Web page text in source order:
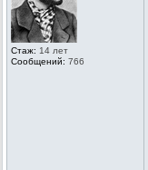
Стаж: 14 лет
Сообщений: 766